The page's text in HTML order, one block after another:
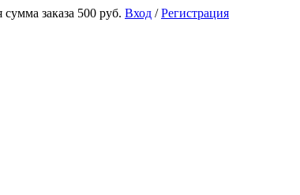
заказа 500 руб. Вход /Регистрация